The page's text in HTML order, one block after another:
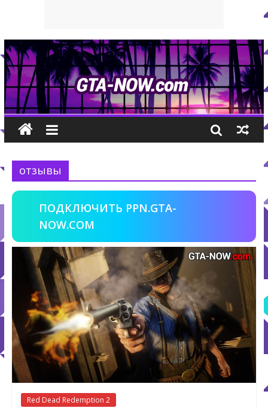
отзывы
ПОДКЛЮЧИТЬ PPN.GTA-
NOW.COM
Red Dead Redemption 2